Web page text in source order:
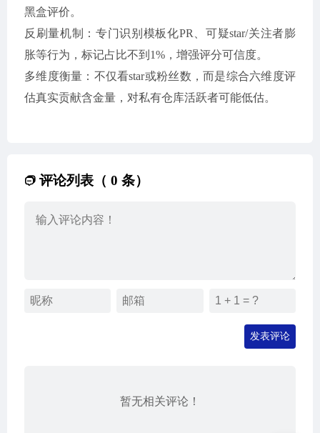
黑盒评价。
反刷量机制：专门识别模板化PR、可疑star/关注者膨
胀等行为，标记占比不到1%，增强评分可信度。
多维度衡量：不仅看star或粉丝数，而是综合六维度评
估真实贡献含金量，对私有仓库活跃者可能低估。
评论列表（ 0 条）
发表评论
暂无相关评论！